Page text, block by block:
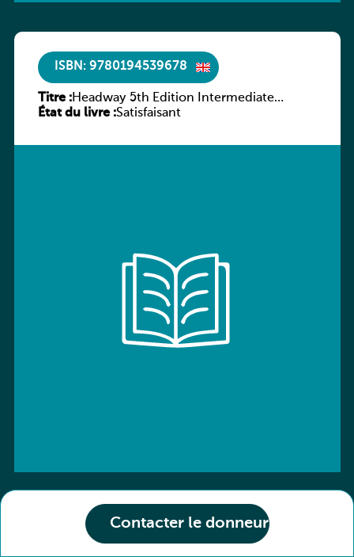
Contacter le donneur
ISBN: 9780194539678
Titre :Headway 5th Edition Intermediate
Workbook without key
État du livre :Satisfaisant
ISBN: 9780194539678